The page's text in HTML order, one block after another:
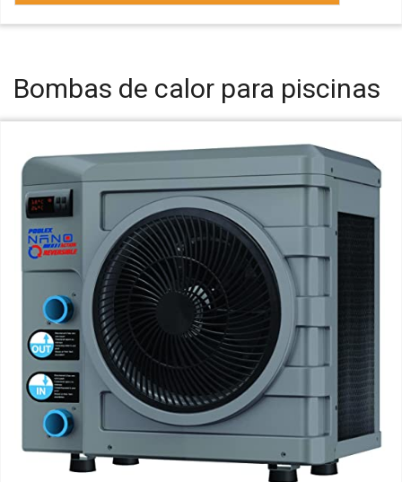
Bombas de calor para piscinas